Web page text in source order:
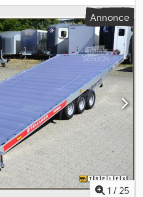
grue, IVECO
DIESEL/ Norme Euro 2 Km :
Cylindrée : 7685/ Puissance :
utile : 8 180 kg/ Empattement :
: - Suspension
Aménagement : - Plateau
du plan : 1 350 mm - Grue
Année de la grue : 2007
Annonce
1 / 25